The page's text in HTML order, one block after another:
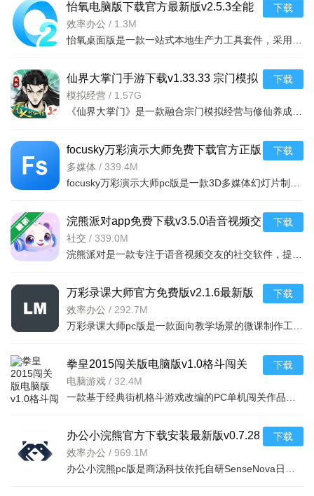
5. 支持Edlink文件类型
6. 支持笔画自动识别为图形
怡氧电脑版下载官方最新版v2.5.3全能
办公套件
效率办公 / 1.3M
下载
仙界大掌门手游下载v1.33.33 宗门模拟
经营修仙手游
模拟经营 / 1.57G
下载
focusky万彩演示大师免费下载官方正版
v4.8.576电脑版
多媒体 / 339.4M
下载
浣熊派对app免费下载v3.5.0语音视频交
友软件
社交 / 339.0M
下载
万彩录课大师官方免费版v2.1.6最新版
效率办公 / 292.7M
下载
拳皇2015闯关版电脑版v1.0格斗闯关
电脑游戏 / 32.4M
下载
办公小浣熊官方下载安装最新版v0.7.28
免费版
效率办公 / 969.1M
下载